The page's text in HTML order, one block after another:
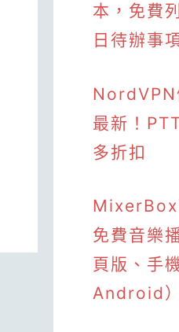
本，免費
日待辦事
最新！
多折扣
免費音樂
頁版、手
Android）